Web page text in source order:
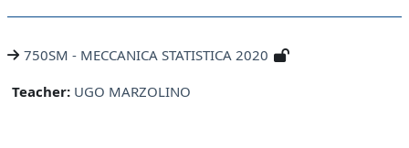
750SM - MECCANICA STATISTICA 2020
Teacher: UGO MARZOLINO